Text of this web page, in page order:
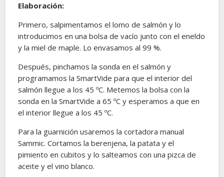
Elaboración:
Primero, salpimentamos el lomo de salmón y lo
introducimos en una bolsa de vacío junto con el eneldo
y la miel de maple. Lo envasamos al 99 %.
Después, pinchamos la sonda en el salmón y
programamos la SmartVide para que el interior del
salmón llegue a los 45 ºC. Metemos la bolsa con la
sonda en la SmartVide a 65 ºC y esperamos a que en
el interior llegue a los 45 ºC.
Para la guarnición usaremos la cortadora manual
Sammic. Cortamos la berenjena, la patata y el
pimiento en cubitos y lo salteamos con una pizca de
aceite y el vino blanco.